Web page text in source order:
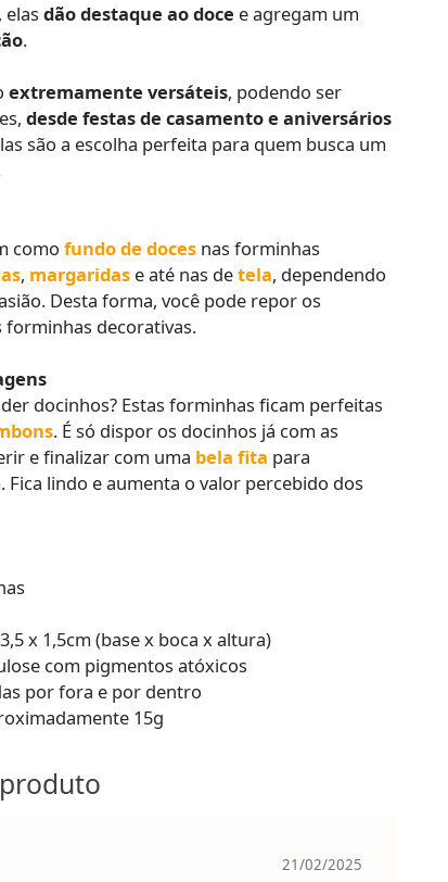
, elasdão destaque ao doce e agregam um
.
extremamente versáteis, podendo ser
desde festas de casamento e aniversários
são a escolha perfeita para quem busca um
comofundo de doces nas forminhas
, margaridas e até nas detela, dependendo
Desta forma, você pode repor os
forminhas decorativas.
docinhos? Estas forminhas ficam perfeitas
. É só dispor os docinhos já com as
e finalizar com uma bela fita para
lindo e aumenta o valor percebido dos
x 1,5cm (base x boca x altura)
com pigmentos atóxicos
por fora e por dentro
15g
21/02/2025